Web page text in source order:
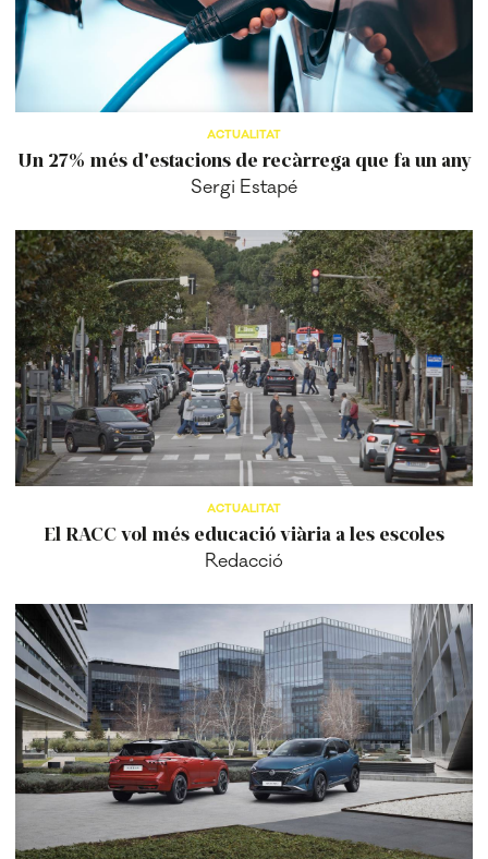
ACTUALITAT
Un 27% més d'estacions de recàrrega que fa un any
Sergi Estapé
ACTUALITAT
El RACC vol més educació viària a les escoles
Redacció